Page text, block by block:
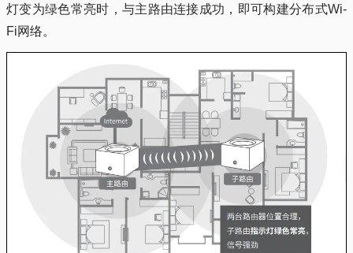
灯变为绿色常亮时，与主路由连接成功，即可构建分布式Wi-
Fi网络。